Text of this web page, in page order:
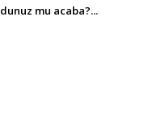
mu acaba?...